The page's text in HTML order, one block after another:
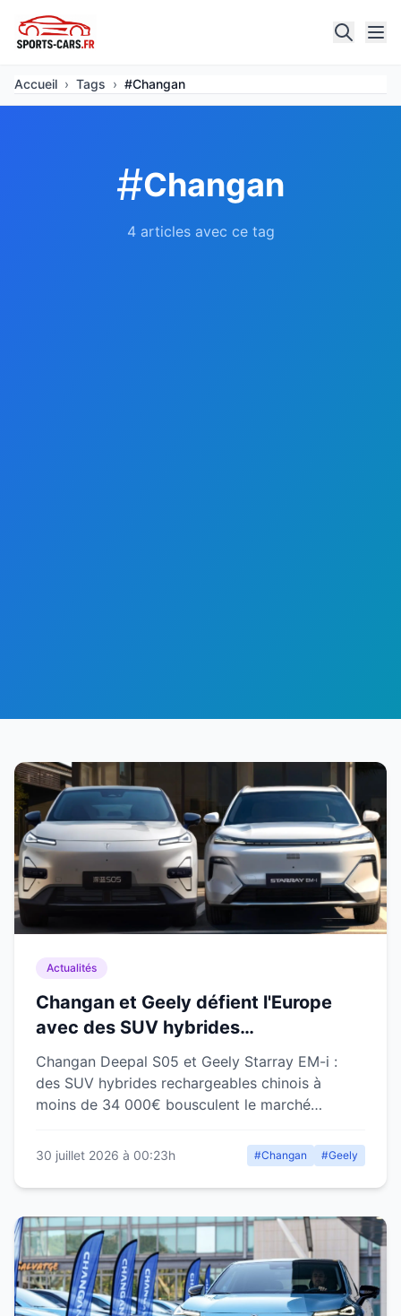
Accueil › Tags › #Changan
#Changan
4 articles avec ce tag
Actualités
Changan et Geely défient l'Europe
avec des SUV hybrides
rechargeables à moins de 34 000
euros
Changan Deepal S05 et Geely Starray EM-i :
des SUV hybrides rechargeables chinois à
moins de 34 000€ bousculent le marché
30 juillet 2026 à 00:23h #Changan #Geely